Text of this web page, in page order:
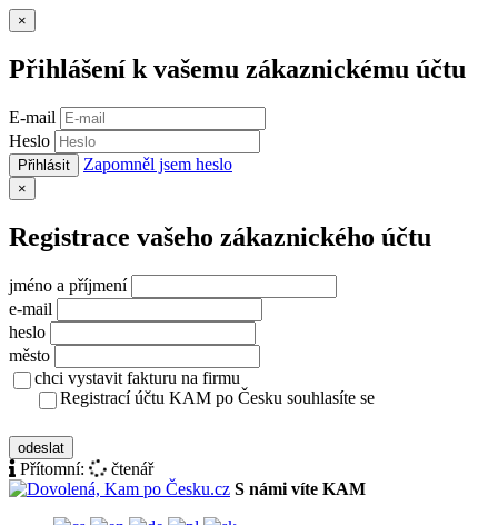
×
Přihlášení k vašemu zákaznickému účtu
E-mail
Heslo
Přihlásit Zapomněl jsem heslo
×
Registrace vašeho zákaznického účtu
jméno a příjmení
e-mail
heslo
město
chci vystavit fakturu na firmu
Registrací účtu KAM po Česku souhlasíte se
odeslat
Přítomní:
čtenář
S námi víte KAM